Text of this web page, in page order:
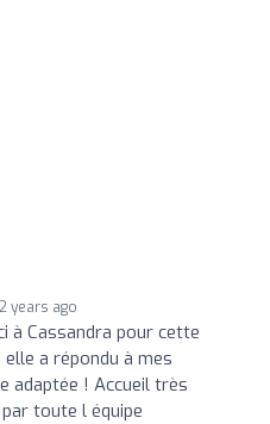
2 years ago
à Cassandra pour cette
a répondu à mes
adaptée ! Accueil très
toute l équipe